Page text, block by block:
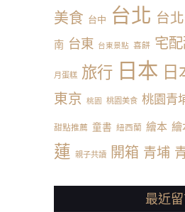
美食 台中 台北 台
南 台東 台東景點 喜餅 宅
月蛋糕 旅行 日本
東京 桃園 桃園美食 桃園青
甜點推薦 童書 紐西蘭 繪本 繪
蓮 親子共讀 開箱 青埔
最近